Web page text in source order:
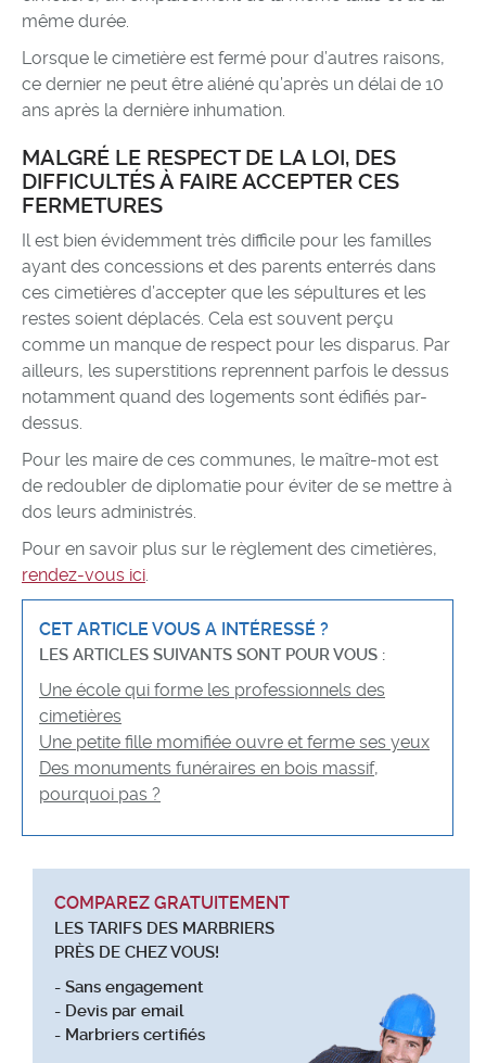
même durée.
Lorsque le cimetière est fermé pour d’autres raisons,
ce dernier ne peut être aliéné qu’après un délai de 10
ans après la dernière inhumation.
MALGRÉ LE RESPECT DE LA LOI, DES
DIFFICULTÉS À FAIRE ACCEPTER CES
FERMETURES
Il est bien évidemment très difficile pour les familles
ayant des concessions et des parents enterrés dans
ces cimetières d’accepter que les sépultures et les
restes soient déplacés. Cela est souvent perçu
comme un manque de respect pour les disparus. Par
ailleurs, les superstitions reprennent parfois le dessus
notamment quand des logements sont édifiés par-
dessus.
Pour les maire de ces communes, le maître-mot est
de redoubler de diplomatie pour éviter de se mettre à
dos leurs administrés.
Pour en savoir plus sur le règlement des cimetières,
rendez-vous ici.
CET ARTICLE VOUS A INTÉRESSÉ ?
LES ARTICLES SUIVANTS SONT POUR VOUS :
Une école qui forme les professionnels des
cimetières
Une petite fille momifiée ouvre et ferme ses yeux
Des monuments funéraires en bois massif,
pourquoi pas ?
COMPAREZ GRATUITEMENT
LES TARIFS DES MARBRIERS
PRÈS DE CHEZ VOUS!
- Sans engagement
- Devis par email
- Marbriers certifiés